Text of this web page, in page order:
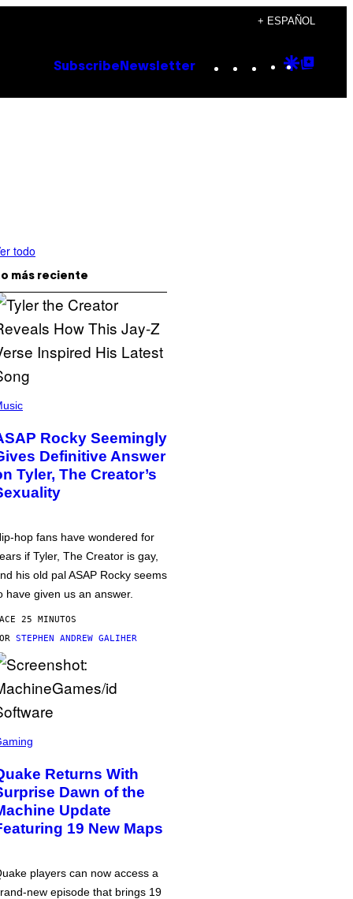
+ ESPAÑOL
Subscribe Newsletter Instagram
TikTok
YouTube
Google
todo
más reciente
Rocky Seemingly
Definitive Answer
Tyler, The Creator’s
hop fans have wondered for
if Tyler, The Creator is gay,
his old pal ASAP Rocky seems
have given us an answer.
25 MINUTOS
STEPHEN ANDREW GALIHER
Returns With
Dawn of the
Update
19 New Maps
players can now access a
new episode that brings 19